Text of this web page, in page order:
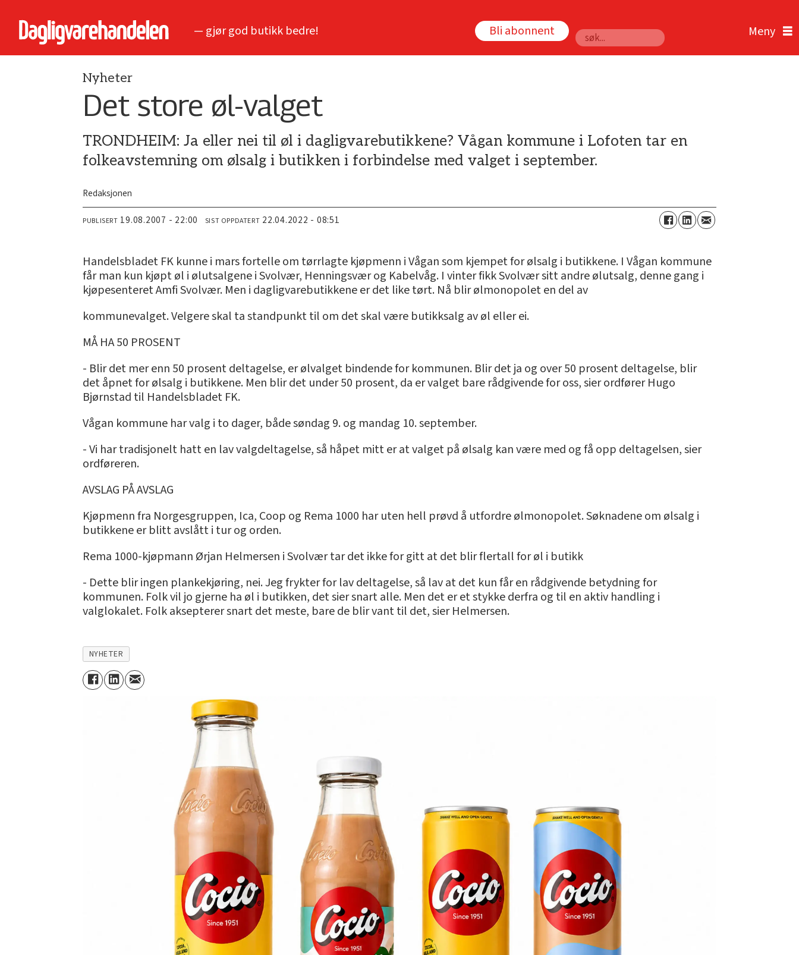
— gjør god butikk bedre! Bli abonnent
Søk
Nyheter
Det store øl-valget
TRONDHEIM: Ja eller nei til øl i dagligvarebutikkene? Vågan kommune i Lofoten tar en
folkeavstemning om ølsalg i butikken i forbindelse med valget i september.
Redaksjonen
PUBLISERT 19.08.2007 - 22:00 SIST OPPDATERT 22.04.2022 - 08:51
Handelsbladet FK kunne i mars fortelle om tørrlagte kjøpmenn i Vågan som kjempet for ølsalg i butikkene. I Vågan kommune
får man kun kjøpt øl i ølutsalgene i Svolvær, Henningsvær og Kabelvåg. I vinter fikk Svolvær sitt andre ølutsalg, denne gang i
kjøpesenteret Amfi Svolvær. Men i dagligvarebutikkene er det like tørt. Nå blir ølmonopolet en del av
kommunevalget. Velgere skal ta standpunkt til om det skal være butikksalg av øl eller ei.
MÅ HA 50 PROSENT
- Blir det mer enn 50 prosent deltagelse, er ølvalget bindende for kommunen. Blir det ja og over 50 prosent deltagelse, blir
det åpnet for ølsalg i butikkene. Men blir det under 50 prosent, da er valget bare rådgivende for oss, sier ordfører Hugo
Bjørnstad til Handelsbladet FK.
Vågan kommune har valg i to dager, både søndag 9. og mandag 10. september.
- Vi har tradisjonelt hatt en lav valgdeltagelse, så håpet mitt er at valget på ølsalg kan være med og få opp deltagelsen, sier
ordføreren.
AVSLAG PÅ AVSLAG
Kjøpmenn fra Norgesgruppen, Ica, Coop og Rema 1000 har uten hell prøvd å utfordre ølmonopolet. Søknadene om ølsalg i
butikkene er blitt avslått i tur og orden.
Rema 1000-kjøpmann Ørjan Helmersen i Svolvær tar det ikke for gitt at det blir flertall for øl i butikk
- Dette blir ingen plankekjøring, nei. Jeg frykter for lav deltagelse, så lav at det kun får en rådgivende betydning for
kommunen. Folk vil jo gjerne ha øl i butikken, det sier snart alle. Men det er et stykke derfra og til en aktiv handling i
valglokalet. Folk aksepterer snart det meste, bare de blir vant til det, sier Helmersen.
NYHETER